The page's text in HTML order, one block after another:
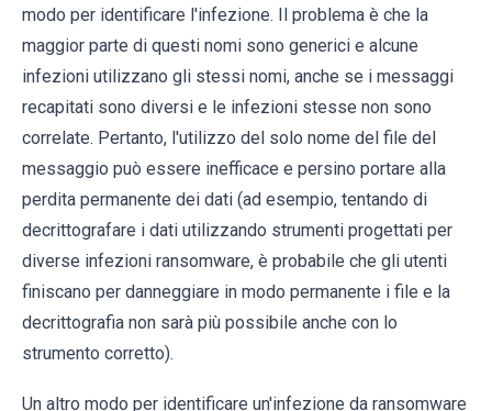
modo per identificare l'infezione. Il problema è che la
maggior parte di questi nomi sono generici e alcune
infezioni utilizzano gli stessi nomi, anche se i messaggi
recapitati sono diversi e le infezioni stesse non sono
correlate. Pertanto, l'utilizzo del solo nome del file del
messaggio può essere inefficace e persino portare alla
perdita permanente dei dati (ad esempio, tentando di
decrittografare i dati utilizzando strumenti progettati per
diverse infezioni ransomware, è probabile che gli utenti
finiscano per danneggiare in modo permanente i file e la
decrittografia non sarà più possibile anche con lo
strumento corretto).
Un altro modo per identificare un'infezione da ransomware